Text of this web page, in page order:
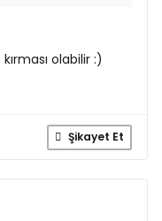
olabilir :)
Şikayet Et